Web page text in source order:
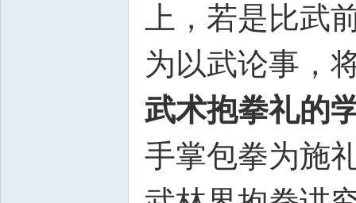
上，若是比武
为以武论事，
武术抱拳礼的
手掌包拳为施